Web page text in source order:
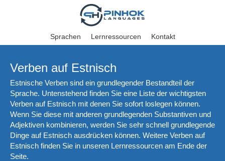
Sprachen Lernressourcen Kontakt
Verben auf Estnisch
Estnische Verben sind ein grundlegender Bestandteil der
Sprache. Untenstehend finden Sie eine Liste der wichtigsten
Verben auf Estnisch mit denen Sie sofort loslegen können.
Wenn Sie diese mit anderen grundlegenden Substantiven und
Adjektiven kombinieren, werden Sie sehr schnell grundlegende
Dinge auf Estnisch ausdrücken können. Weitere Verben auf
Estnisch finden Sie in unseren Lernressourcen am Ende der
Seite.